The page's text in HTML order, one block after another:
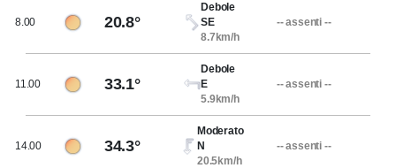
8.00 20.8°
Debole
SE
8.7km/h
-- assenti --
11.00 33.1°
Debole
E
5.9km/h
-- assenti --
14.00 34.3°
Moderato
N
20.5km/h
-- assenti --